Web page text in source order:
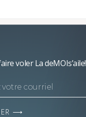
voler La deMOIs’aile!
⟶